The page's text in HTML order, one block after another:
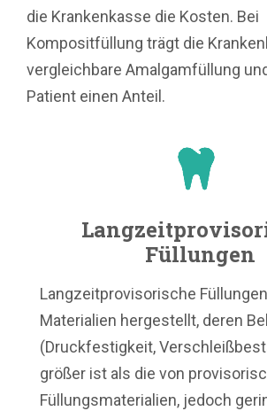
die Krankenkasse die Kosten. Bei
Kompositfüllung trägt die
vergleichbare Amalgamfüllung
Patient einen Anteil.
Füllungen
Langzeitprovisorische
Materialien hergestellt, deren
(Druckfestigkeit,
größer ist als die von
Füllungsmaterialien, jedoch